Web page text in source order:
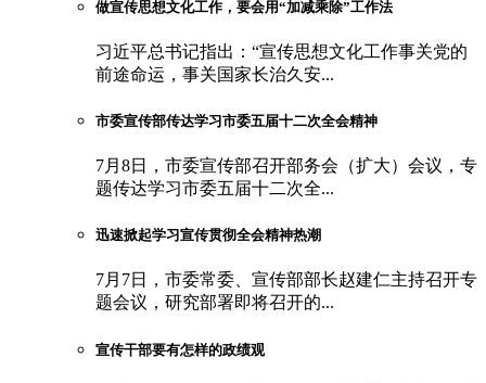
做宣传思想文化工作，要会用“加减乘除”工作法
习近平总书记指出：“宣传思想文化工作事关党的
前途命运，事关国家长治久安...
市委宣传部传达学习市委五届十二次全会精神
7月8日，市委宣传部召开部务会（扩大）会议，专
题传达学习市委五届十二次全...
迅速掀起学习宣传贯彻全会精神热潮
7月7日，市委常委、宣传部部长赵建仁主持召开专
题会议，研究部署即将召开的...
宣传干部要有怎样的政绩观